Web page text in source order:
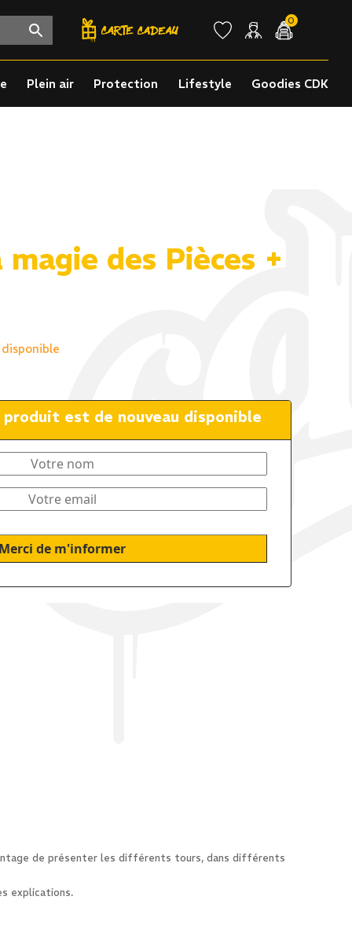
0
Plein air Protection Lifestyle Goodies CDK
des Pièces +
est de nouveau disponible
de présenter les différents tours, dans différents
explications.